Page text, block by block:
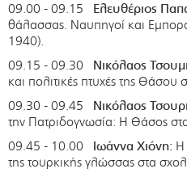
09.00 - 09.15 Ελευθέριος
θάλασσας. Ναυπηγοί και
1940).
09.15 - 09.30 Νικόλαος
και πολιτικές πτυχές της
09.30 - 09.45 Νικόλαος
την Πατριδογνωσία: Η Θάσος
09.45 - 10.00 Ιωάννα Χιόνη: Η
της τουρκικής γλώσσας στα